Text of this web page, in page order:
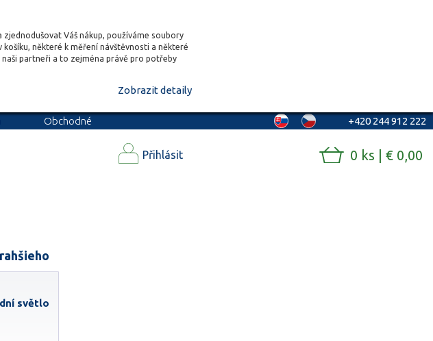
Váš nákup, používáme soubory
některé k měření návštěvnosti a některé
partneři a to zejména právě pro potřeby
Zobrazit detaily
Obchodné
+420 244 912 222
Přihlásit 0 ks | € 0,00
světlo